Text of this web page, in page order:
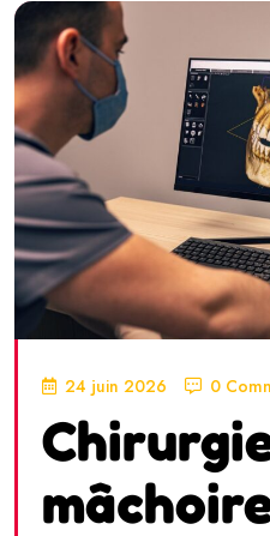
24 juin 2026 0